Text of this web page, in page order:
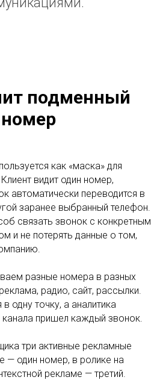
подменный
номер
как «маска» для
видит один номер,
автоматически переводится в
заранее выбранный телефон.
связать звонок с конкретным
и не потерять данные о том,
разные номера в разных
радио, сайт, рассылки.
одну точку, а аналитика
канала пришел каждый звонок.
три активные рекламные
— один номер, в ролике на
рекламе — третий.